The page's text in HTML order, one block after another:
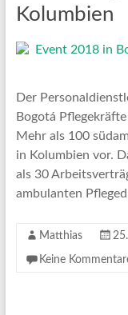
Kolumbien
Der
Bogotá
Mehr als 100
in Kolumbien vor.
als 30
ambulanten
Matthias
Keine